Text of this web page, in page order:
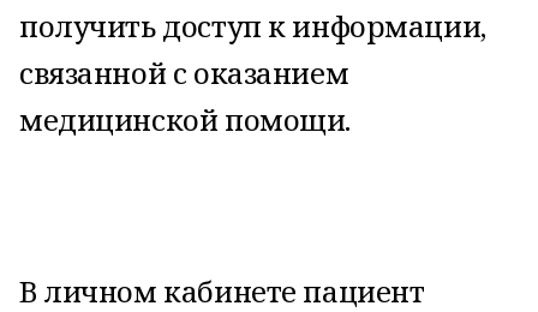
получить доступ к информации,
связанной с оказанием
медицинской помощи.
В личном кабинете пациент